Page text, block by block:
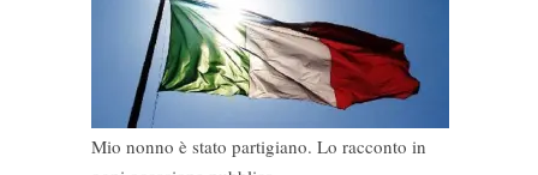
Mio nonno è stato partigiano. Lo racconto in